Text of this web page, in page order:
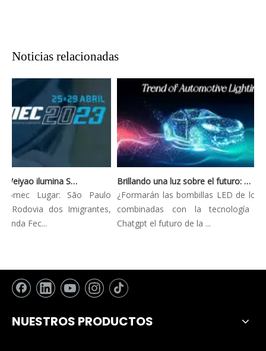
Noticias relacionadas
Automec 2023: Weiyao ilumina São Paulo Expo
Lugar: São Paulo
Rodovia dos Imigrantes,
Fec...
Brillando una luz sobre el futuro: tendencias innovadoras en la iluminación automotriz
¿Formarán las bombillas LED de los
combinadas con la tecnología AI
Chatgpt el futuro de la ...
NUESTROS PRODUCTOS